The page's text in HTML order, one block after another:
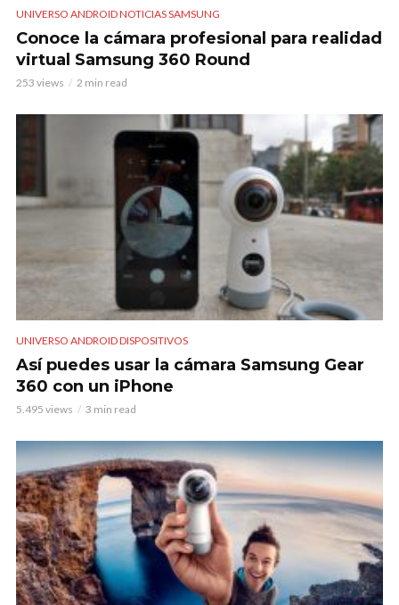
UNIVERSO ANDROID NOTICIAS SAMSUNG
Conoce la cámara profesional para realidad
virtual Samsung 360 Round
253 views 2 min read
UNIVERSO ANDROID DISPOSITIVOS
Así puedes usar la cámara Samsung Gear
360 con un iPhone
5.495 views 3 min read